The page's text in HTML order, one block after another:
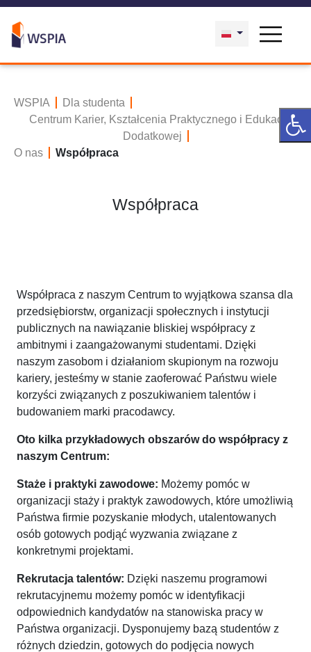
WSPIA
Dla studenta
Centrum Karier, Kształcenia Praktycznego i Edukacji
Dodatkowej
O nas
Współpraca
Współpraca
Współpraca z naszym Centrum to wyjątkowa szansa dla
przedsiębiorstw, organizacji społecznych i instytucji
publicznych na nawiązanie bliskiej współpracy z
ambitnymi i zaangażowanymi studentami. Dzięki
naszym zasobom i działaniom skupionym na rozwoju
kariery, jesteśmy w stanie zaoferować Państwu wiele
korzyści związanych z poszukiwaniem talentów i
budowaniem marki pracodawcy.
Oto kilka przykładowych obszarów do współpracy z
naszym Centrum:
Staże i praktyki zawodowe: Możemy pomóc w
organizacji staży i praktyk zawodowych, które umożliwią
Państwa firmie pozyskanie młodych, utalentowanych
osób gotowych podjąć wyzwania związane z
konkretnymi projektami.
Rekrutacja talentów: Dzięki naszemu programowi
rekrutacyjnemu możemy pomóc w identyfikacji
odpowiednich kandydatów na stanowiska pracy w
Państwa organizacji. Dysponujemy bazą studentów z
różnych dziedzin, gotowych do podjęcia nowych